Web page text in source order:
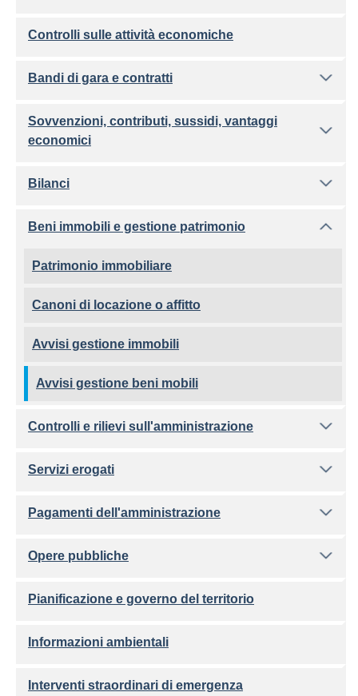
Controlli sulle attività economiche
Bandi di gara e contratti
Sovvenzioni, contributi, sussidi, vantaggi
economici
Bilanci
Beni immobili e gestione patrimonio
Patrimonio immobiliare
Canoni di locazione o affitto
Avvisi gestione immobili
Avvisi gestione beni mobili
Controlli e rilievi sull'amministrazione
Servizi erogati
Pagamenti dell'amministrazione
Opere pubbliche
Pianificazione e governo del territorio
Informazioni ambientali
Interventi straordinari di emergenza